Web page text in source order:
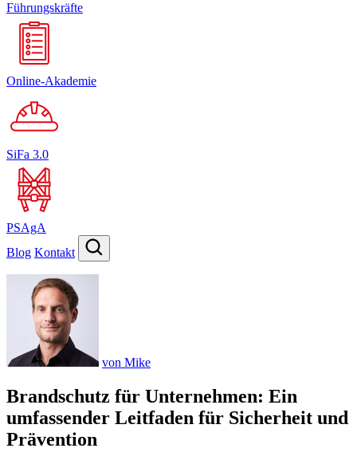
Führungskräfte
Online-Akademie
SiFa 3.0
PSAgA
Blog Kontakt
von Mike
Brandschutz für Unternehmen: Ein
umfassender Leitfaden für Sicherheit und
Prävention